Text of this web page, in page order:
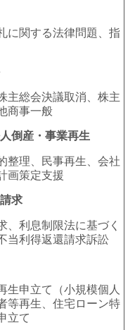
に関する法律問題、指
主総会決議取消、株主
商事一般
倒産・事業再生
整理、民事再生、会社
画策定支援
求
、利息制限法に基づく
当利得返還請求訴訟
生申立て（小規模個人
等再生、住宅ローン特
立て